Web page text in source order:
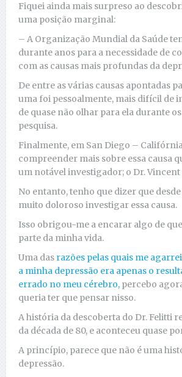
Fiquei ainda mais surpreso ao
uma posição marginal:
– A Organização Mundial da Saúde
durante anos para a necessidade de
com as causas mais profundas da
De entre as várias causas apontadas
uma foi pessoalmente, mais difícil de
de quase não olhar para ela durante
pesquisa.
Finalmente, em San Diego –
compreender mais sobre essa causa
um notável investigador; o Dr. Vincent
No entanto, tenho que dizer que
muito doloroso investigar essa causa.
Isso obrigou-me a encarar algo de
parte da minha vida.
Uma das razões pelas quais me
a minha depressão era apenas o
errado no meu cérebro, percebo
queria ter que pensar nisso.
A história da descoberta do Dr. Felitti
da década de 80, e aconteceu quase
A princípio, parece que não é uma
depressão.